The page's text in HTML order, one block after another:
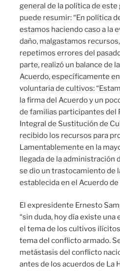
general de la política de este
puede resumir: “En política
estamos haciendo caso a la
daño, malgastamos
repetimos errores del
parte, realizó un balance de
Acuerdo, específicamente
voluntaria de cultivos:
la firma del Acuerdo y un
de familias participantes del
Integral de Sustitución de
recibido los recursos para
Lamentablemente en la
llegada de la administración
se dio un trastocamiento de
establecida en el Acuerdo de
El expresidente Ernesto
“sin duda, hoy día existe
el tema de los cultivos
tema del conflicto armado.
metástasis del conflicto
antes de los acuerdos de La